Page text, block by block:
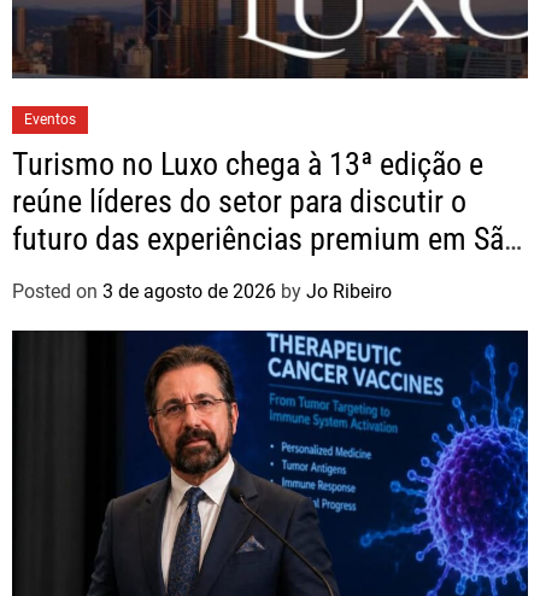
Eventos
Turismo no Luxo chega à 13ª edição e
reúne líderes do setor para discutir o
futuro das experiências premium em São
Paulo
Posted on 3 de agosto de 2026 by Jo Ribeiro